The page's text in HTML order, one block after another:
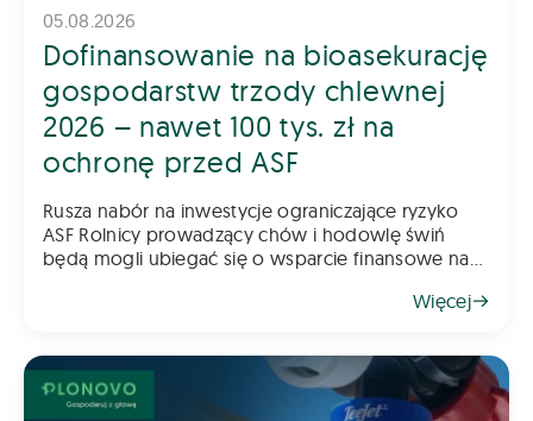
05.08.2026
Dofinansowanie na bioasekurację
gospodarstw trzody chlewnej
2026 – nawet 100 tys. zł na
ochronę przed ASF
Rusza nabór na inwestycje ograniczające ryzyko
ASF Rolnicy prowadzący chów i hodowlę świń
będą mogli ubiegać się o wsparcie finansowe na
gospodarstwa. Pomoc ma na celu ograniczenie
Więcej